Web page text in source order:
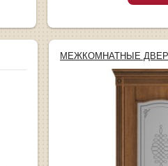
МЕЖКОМНАТНЫЕ